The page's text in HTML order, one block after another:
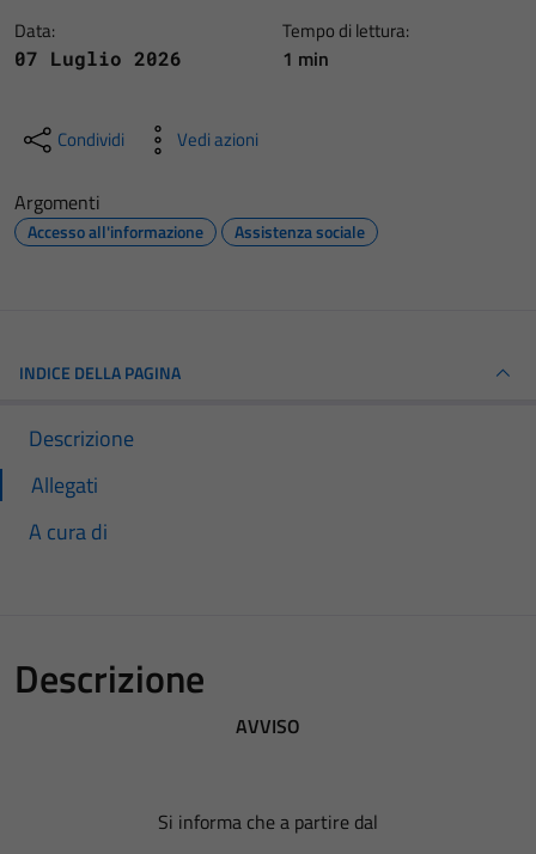
Data:
07 Luglio 2026
Tempo di lettura:
1 min
Condividi Vedi azioni
Argomenti
Accesso all'informazione Assistenza sociale
INDICE DELLA PAGINA
Descrizione
Allegati
A cura di
Descrizione
AVVISO
Si informa che a partire dal